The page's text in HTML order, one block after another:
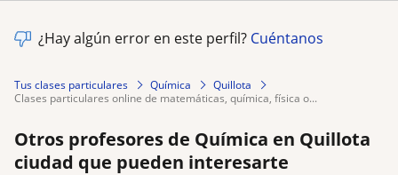
¿Hay algún error en este perfil? Cuéntanos
Tus clases particulares Química
Quillota
clases particulares online de matemáticas, química, física o...
Otros profesores de Química en Quillota
ciudad que pueden interesarte